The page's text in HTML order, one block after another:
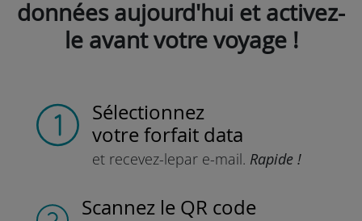
données aujourd'hui et activez-
le avant votre voyage !
Sélectionnez
votre forfait data
et recevez-lepar e-mail. Rapide !
Scannez le QR code